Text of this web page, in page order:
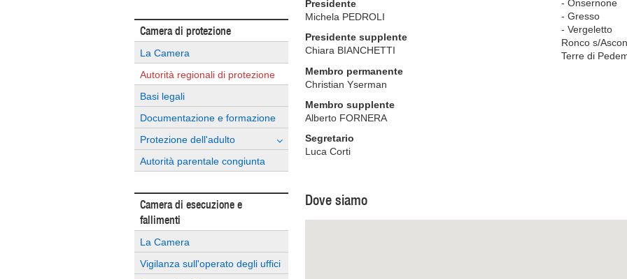
Camera di protezione
La Camera
Autorità regionali di protezione
Basi legali
Documentazione e formazione
Protezione dell'adulto
Autorità parentale congiunta
Camera di esecuzione e
fallimenti
La Camera
Vigilanza sull'operato degli uffici
Presidente
Michela PEDROLI
Presidente supplente
Chiara BIANCHETTI
Membro permanente
Christian Yserman
Membro supplente
Alberto FORNERA
Segretario
Luca Corti
- Onsernone
- Gresso
- Vergeletto
Ronco s/
Terre di
Dove siamo